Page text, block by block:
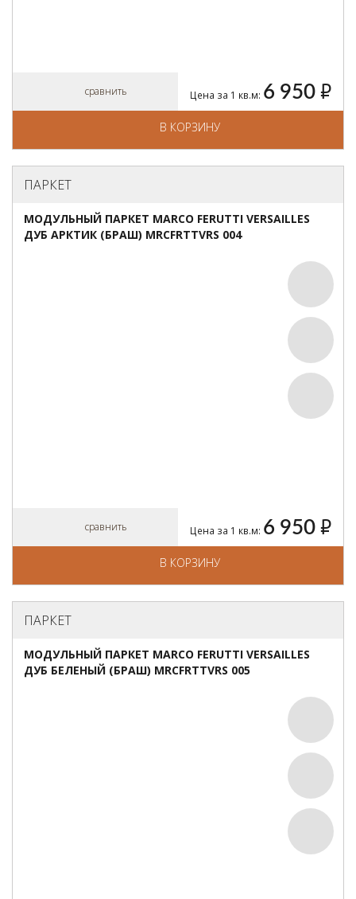
сравнить Цена за 1 кв.м: 6 950 руб.
В КОРЗИНУ
ПАРКЕТ
МОДУЛЬНЫЙ ПАРКЕТ MARCO FERUTTI VERSAILLES
ДУБ АРКТИК (БРАШ) MRCFRTTVRS 004
сравнить Цена за 1 кв.м: 6 950 руб.
В КОРЗИНУ
ПАРКЕТ
МОДУЛЬНЫЙ ПАРКЕТ MARCO FERUTTI VERSAILLES
ДУБ БЕЛЕНЫЙ (БРАШ) MRCFRTTVRS 005